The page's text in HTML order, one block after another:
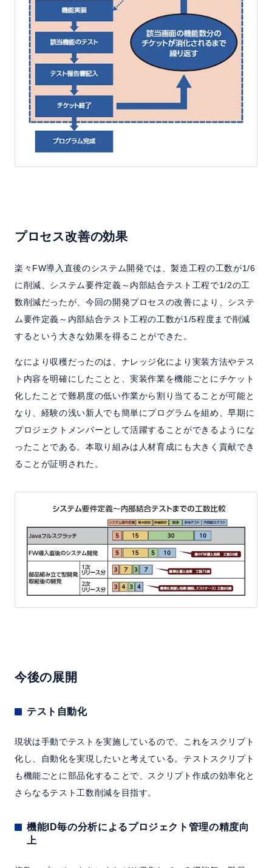
プロセス改善の効果
楽々FW導入直後のシステム開発では、製造工程の工数が1/6
に削減、システム要件定義～内部結合テスト工程で1/2の工
数削減だったが、今回の開発プロセスの改善により、システ
ム要件定義～内部結合テスト工程の工数が1/5程度まで削減
するという大きな効果を得ることができた。
なにより収穫だったのは、ナレッジ化により実装方法やテス
ト内容を明確にしたことと、実装作業を機能ごとにチケット
化したことで難易度の低い作業から割り当てることが可能と
なり、経験の浅い新人でも簡単にプログラムを組め、早期に
プロジェクトメンバーとして活躍することができるようにな
ったことである。本取り組みは人材育成にも大きく貢献でき
ることが証明された。
今後の展開
テスト自動化
現状は手動でテストを実施しているので、これをスクリプト
化し、自動化を実現したいと考えている。テストスクリプト
も機能ごとに部品化することで、スクリプト作成の効率化と
さらなるテスト工数削減を目指す。
機能ID毎の分析によるプロジェクト管理の精度向
上